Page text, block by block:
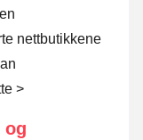
nettbutikkene
>
og